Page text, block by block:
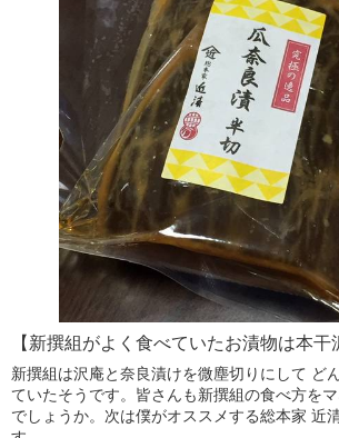
【新撰組がよく食べていたお漬物は本干
新撰組は沢庵と奈良漬けを微塵切りにして ど
ていたそうです。皆さんも新撰組の食べ方を
でしょうか。次は僕がオススメする総本家 近